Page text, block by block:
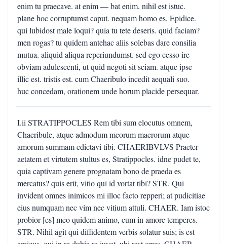
enim tu praecave. at enim — bat enim, nihil est istuc.
plane hoc corruptumst caput. nequam homo es, Epidice.
qui lubidost male loqui? quia tu tete deseris. quid faciam?
men rogas? tu quidem antehac aliis solebas dare consilia
mutua. aliquid aliqua reperiundumst. sed ego cesso ire
obviam adulescenti, ut quid negoti sit sciam. atque ipse
illic est. tristis est. cum Chaeribulo incedit aequali suo.
huc concedam, orationem unde horum placide persequar.
I.ii STRATIPPOCLES Rem tibi sum elocutus omnem,
Chaeribule, atque admodum meorum maerorum atque
amorum summam edictavi tibi. CHAERIBVLVS Praeter
aetatem et virtutem stultus es, Stratippocles. idne pudet te,
quia captivam genere prognatam bono de praeda es
mercatus? quis erit, vitio qui id vortat tibi? STR. Qui
invident omnes inimicos mi illoc facto repperi; at pudicitiae
eius numquam nec vim nec vitium attuli. CHAER. Iam istoc
probior [es] meo quidem animo, cum in amore temperes.
STR. Nihil agit qui diffidentem verbis solatur suis; is est